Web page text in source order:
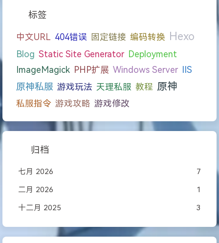
标签
中文URL 404错误 固定链接 编码转换 Hexo
Blog Static Site Generator Deployment
ImageMagick PHP扩展 Windows Server IIS
原神私服 游戏玩法 天理私服 教程 原神
私服指令 游戏攻略 游戏修改
归档
七月 2026 7
二月 2026 1
十二月 2025 3